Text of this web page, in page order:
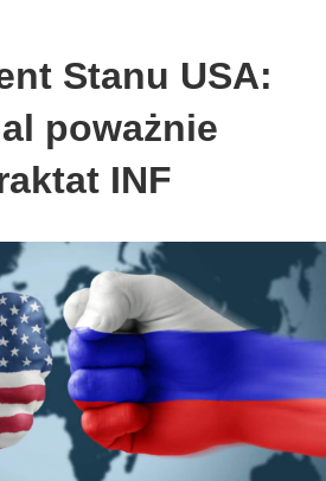
Stanu USA:
poważnie
INF